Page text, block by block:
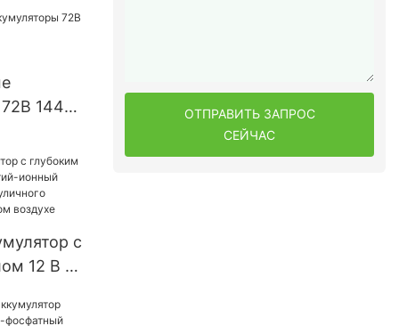
144В
с
12 В 25
для
ОТПРАВИТЬ ЗАПРОС
СЕЙЧАС